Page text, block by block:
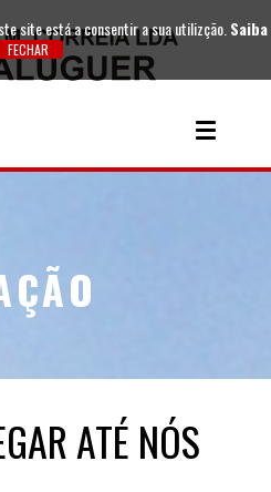
ATÉ NÓS
site está a consentir a sua utilizção. Saiba